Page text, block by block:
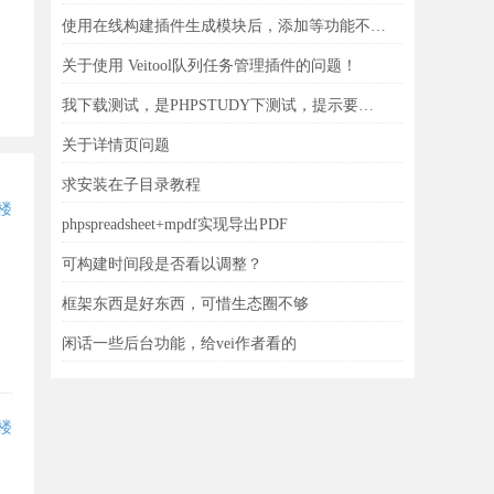
使用在线构建插件生成模块后，添加等功能不能用
关于使用 Veitool队列任务管理插件的问题！
我下载测试，是PHPSTUDY下测试，提示要求PHP8.1.0，可找遍了也没有这版本
关于详情页问题
求安装在子目录教程
phpspreadsheet+mpdf实现导出PDF
可构建时间段是否看以调整？
框架东西是好东西，可惜生态圈不够
闲话一些后台功能，给vei作者看的